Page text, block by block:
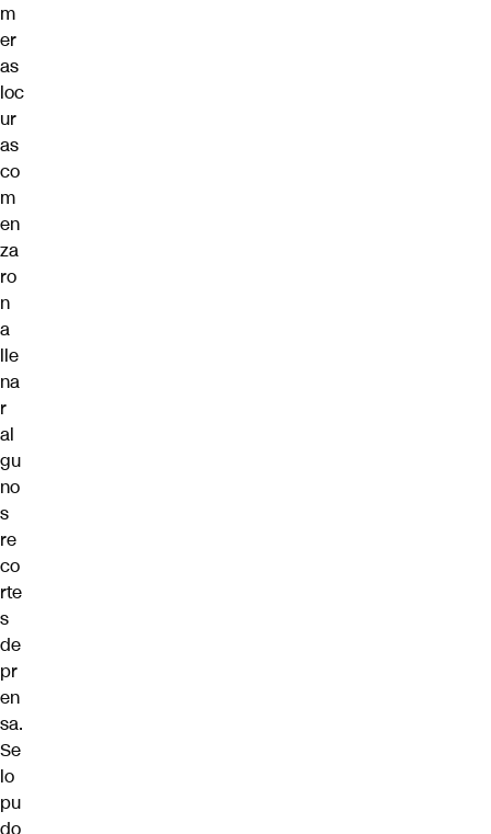
m
er
as
loc
ur
as
co
m
en
za
ro
n
a
lle
na
r
al
gu
no
s
re
co
rte
s
de
pr
en
sa.
Se
lo
pu
do